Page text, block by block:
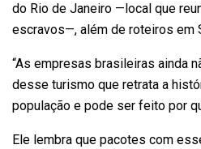
do Rio de Janeiro —local que
escravos—, além de roteiros em
“As empresas brasileiras ainda
desse turismo que retrata a
população e pode ser feito por
Ele lembra que pacotes com